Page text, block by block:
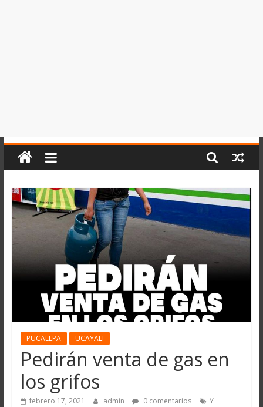
PUCALLPA UCAYALI
Pedirán venta de gas en
los grifos
febrero 17, 2021 admin 0 comentarios
Y